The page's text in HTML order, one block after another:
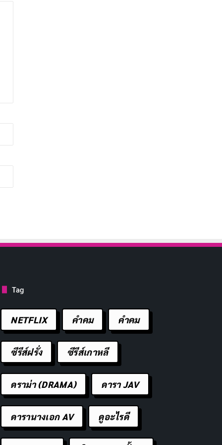
Tag
NETFLIX คำคม คําคม
ซีรีส์ฝรั่ง ซีรีส์เกาหลี
ดราม่า (DRAMA) ดารา JAV
ดารานางเอก AV ดูอะไรดี